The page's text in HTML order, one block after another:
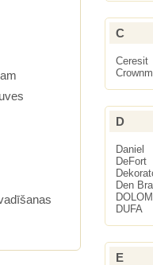
C
Ceresit
D
Daniel
DeFort
Den
DUFA
E